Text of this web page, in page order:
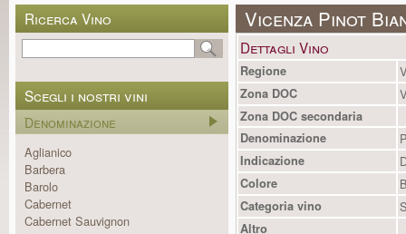
Ricerca Vino
Scegli i nostri vini
Denominazione
Aglianico
Barbera
Barolo
Cabernet
Cabernet Sauvignon
Vicenza Pinot
Dettagli Vino
Regione
Zona DOC
Zona DOC secondaria
Denominazione
Indicazione
Colore
Categoria vino
Altro